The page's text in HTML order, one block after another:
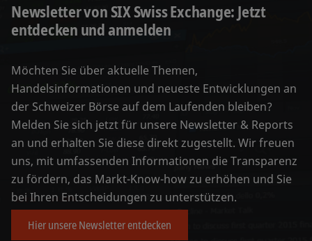
Newsletter von SIX Swiss Exchange: Jetzt
entdecken und anmelden
Möchten Sie über aktuelle Themen,
Handelsinformationen und neueste Entwicklungen an
der Schweizer Börse auf dem Laufenden bleiben?
Melden Sie sich jetzt für unsere Newsletter & Reports
an und erhalten Sie diese direkt zugestellt. Wir freuen
uns, mit umfassenden Informationen die Transparenz
zu fördern, das Markt-Know-how zu erhöhen und Sie
bei Ihren Entscheidungen zu unterstützen.
Hier unsere Newsletter entdecken